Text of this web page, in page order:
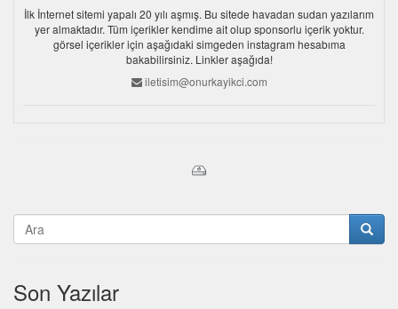
İlk İnternet sitemi yapalı 20 yılı aşmış. Bu sitede havadan sudan yazılarım
yer almaktadır. Tüm içerikler kendime ait olup sponsorlu içerik yoktur.
görsel içerikler için aşağıdaki simgeden instagram hesabıma
bakabilirsiniz. Linkler aşağıda!
iletisim@onurkayikci.com
Son Yazılar